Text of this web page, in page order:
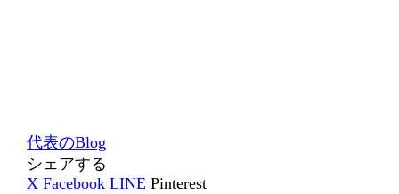
代表のBlog
シェアする
X Facebook LINE Pinterest